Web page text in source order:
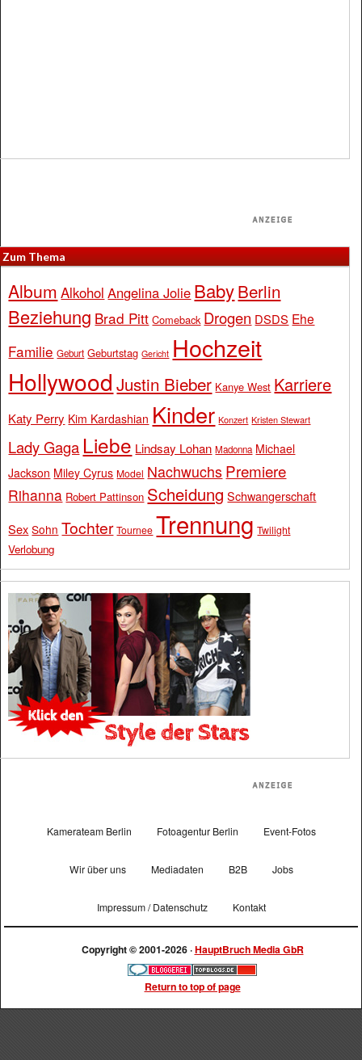
Zum Thema
Album Alkohol Angelina Jolie BabyBerlin
Beziehung Brad Pitt Comeback Drogen DSDS Ehe
Familie Geburt Geburtstag Gericht Hochzeit
Hollywood Justin Bieber Kanye West Karriere
Katy Perry Kim Kardashian Kinder Konzert Kristen Stewart
Lady Gaga Liebe Lindsay Lohan Madonna Michael
Jackson Miley Cyrus Model Nachwuchs Premiere
Rihanna Robert Pattinson Scheidung Schwangerschaft
Sex Sohn Tochter Tournee Trennung Twilight
Verlobung
Kamerateam Berlin Fotoagentur Berlin Event-Fotos
Wir über uns Mediadaten B2B Jobs
Impressum / Datenschutz Kontakt
Copyright © 2001-2026 ·HauptBruch Media GbR
Return to top of page